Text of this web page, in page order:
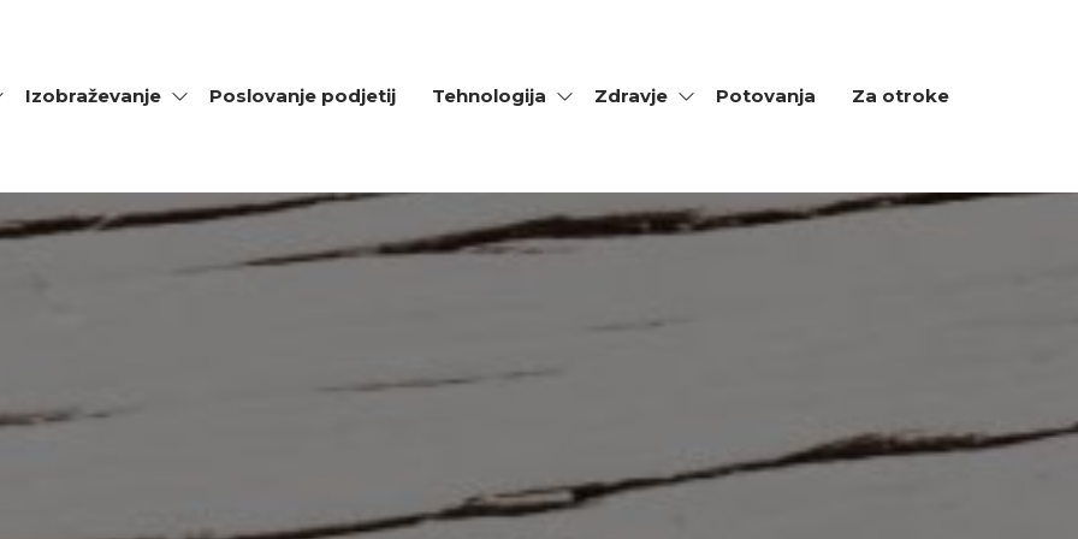
Izobraževanje Poslovanje podjetij Tehnologija Zdravje Potovanja Za otroke